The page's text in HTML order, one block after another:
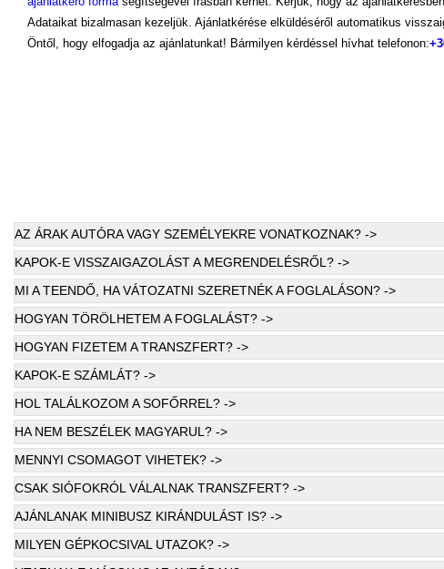
Adataikat bizalmasan kezeljük. Ajánlatkérése elküldéséről automatikus
Öntől, hogy elfogadja az ajánlatunkat! Bármilyen kérdéssel hívhat telefonon:
AZ ÁRAK AUTÓRA VAGY SZEMÉLYEKRE VONATKOZNAK? ->
KAPOK-E VISSZAIGAZOLÁST A MEGRENDELÉSRŐL? ->
MI A TEENDŐ, HA VÁTOZATNI SZERETNÉK A FOGLALÁSON? ->
HOGYAN TÖRÖLHETEM A FOGLALÁST? ->
HOGYAN FIZETEM A TRANSZFERT? ->
KAPOK-E SZÁMLÁT? ->
HOL TALÁLKOZOM A SOFŐRREL? ->
HA NEM BESZÉLEK MAGYARUL? ->
MENNYI CSOMAGOT VIHETEK? ->
CSAK SIÓFOKRÓL VÁLALNAK TRANSZFERT? ->
AJÁNLANAK MINIBUSZ KIRÁNDULÁST IS? ->
MILYEN GÉPKOCSIVAL UTAZOK? ->